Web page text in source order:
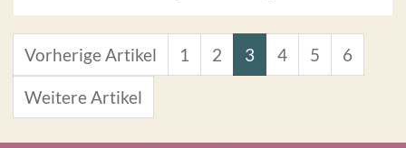
Vorherige Artikel 1 2 3 4 5 6
Weitere Artikel